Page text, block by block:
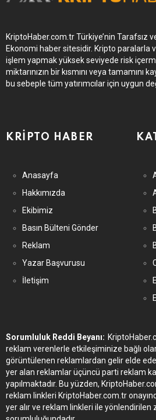
KriptoHaber.com.tr Türkiye’nin Tarafsız
Ekonomi haber sitesidir. Kripto paralarla
işlem yapmak yüksek seviyede risk
miktarınızın bir kısmını veya tamamını
bu sebeple tüm yatırımcılar için uygun
KRIPTO HABER
Anasayfa
Hakkımızda
Ekibimiz
Basın Bülteni Gönder
Reklam
Yazar Başvurusu
İletişim
Sorumluluk Reddi Beyanı:
reklam verenlerle etkileşiminize bağlı
görüntülenen reklamlardan gelir elde
yer alan reklamlar üçüncü parti reklam
yapılmaktadır. Bu yüzden,
reklam linkleri KriptoHaber.com.tr
yer alır ve reklam linkleri ile yönlendirilen